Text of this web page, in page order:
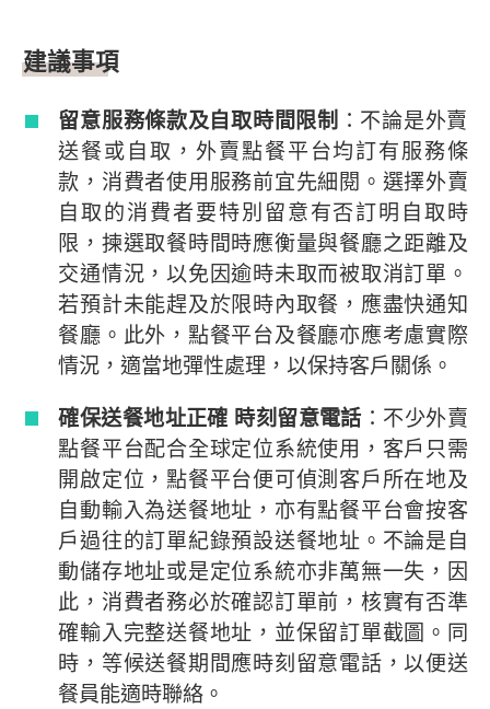
建議事項
留意服務條款及自取時間限制 ：不論是外賣
送餐或自取，外賣點餐平台均訂有服務條
款，消費者使用服務前宜先細閱。選擇外賣
自取的消費者要特別留意有否訂明自取時
限，揀選取餐時間時應衡量與餐廳之距離及
交通情況，以免因逾時未取而被取消訂單。
若預計未能趕及於限時內取餐，應盡快通知
餐廳。此外，點餐平台及餐廳亦應考慮實際
情況，適當地彈性處理，以保持客戶關係。
確保送餐地址正確 時刻留意電話 ：不少外賣
點餐平台配合全球定位系統使用，客戶只需
開啟定位，點餐平台便可偵測客戶所在地及
自動輸入為送餐地址，亦有點餐平台會按客
戶過往的訂單紀錄預設送餐地址。不論是自
動儲存地址或是定位系統亦非萬無一失，因
此，消費者務必於確認訂單前，核實有否準
確輸入完整送餐地址，並保留訂單截圖。同
時，等候送餐期間應時刻留意電話，以便送
餐員能適時聯絡。